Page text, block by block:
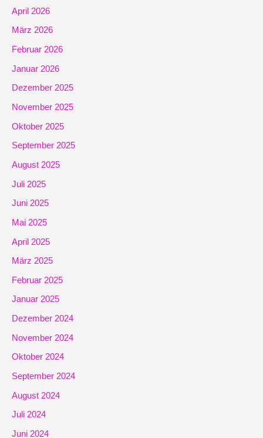
April 2026
März 2026
Februar 2026
Januar 2026
Dezember 2025
November 2025
Oktober 2025
September 2025
August 2025
Juli 2025
Juni 2025
Mai 2025
April 2025
März 2025
Februar 2025
Januar 2025
Dezember 2024
November 2024
Oktober 2024
September 2024
August 2024
Juli 2024
Juni 2024